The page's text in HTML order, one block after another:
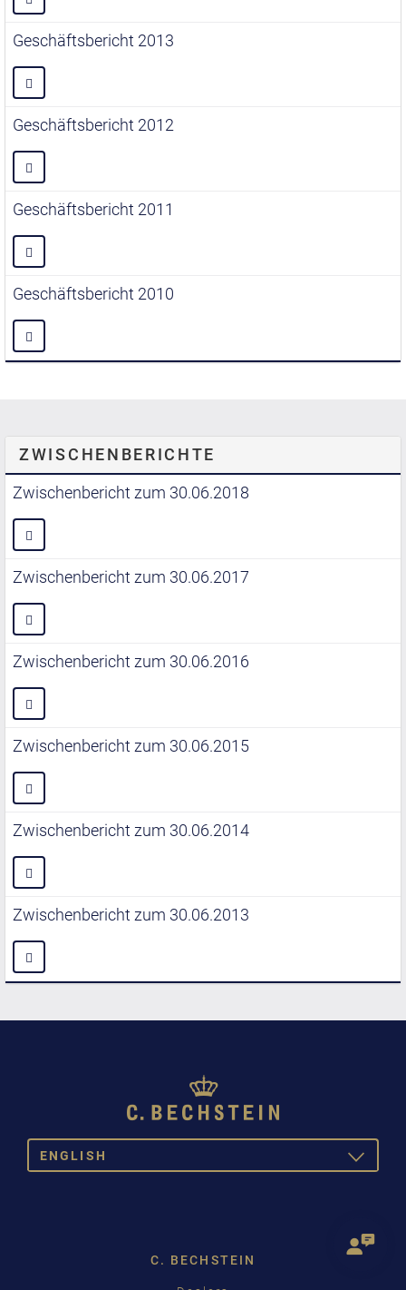
Geschäftsbericht 2013
Geschäftsbericht 2012
Geschäftsbericht 2011
Geschäftsbericht 2010
ZWISCHENBERICHTE
Zwischenbericht zum 30.06.2018
Zwischenbericht zum 30.06.2017
Zwischenbericht zum 30.06.2016
Zwischenbericht zum 30.06.2015
Zwischenbericht zum 30.06.2014
Zwischenbericht zum 30.06.2013
ENGLISH
TOGGLE
C. BECHSTEIN